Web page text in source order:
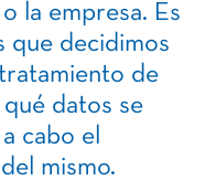
la empresa. Es
que decidimos
de
datos se
cabo el
mismo.